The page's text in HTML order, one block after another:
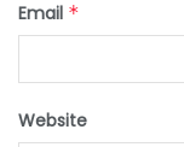
Email *
Website